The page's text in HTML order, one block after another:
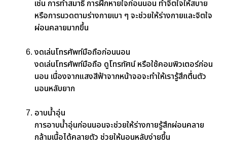
เช่น การทำสมาธิ การฝึกหายใจก่อนนอน ทำจิตใจให้สบาย
หรือการนวดตามร่างกายเบา ๆ จะช่วยให้ร่างกายและจิตใจ
ผ่อนคลายมากขึ้น
งดเล่นโทรศัพท์มือถือก่อนนอน
งดเล่นโทรศัพท์มือถือ ดูโทรทัศน์ หรือใช้คอมพิวเตอร์ก่อน
นอน เนื่องจากแสงสีฟ้าจากหน้าจอจะทำให้เรารู้สึกตื่นตัว
นอนหลับยาก
อาบน้ำอุ่น
การอาบน้ำอุ่นก่อนนอนจะช่วยให้ร่างกายรู้สึกผ่อนคลาย
กล้ามเนื้อได้คลายตัว ช่วยให้นอนหลับง่ายขึ้น